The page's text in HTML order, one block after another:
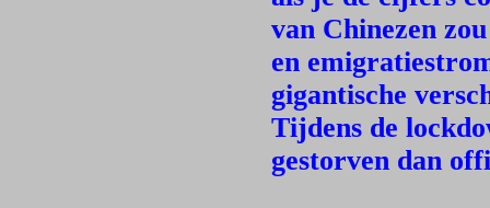
van Chinezen
en
gigantische
Tijdens de
gestorven dan